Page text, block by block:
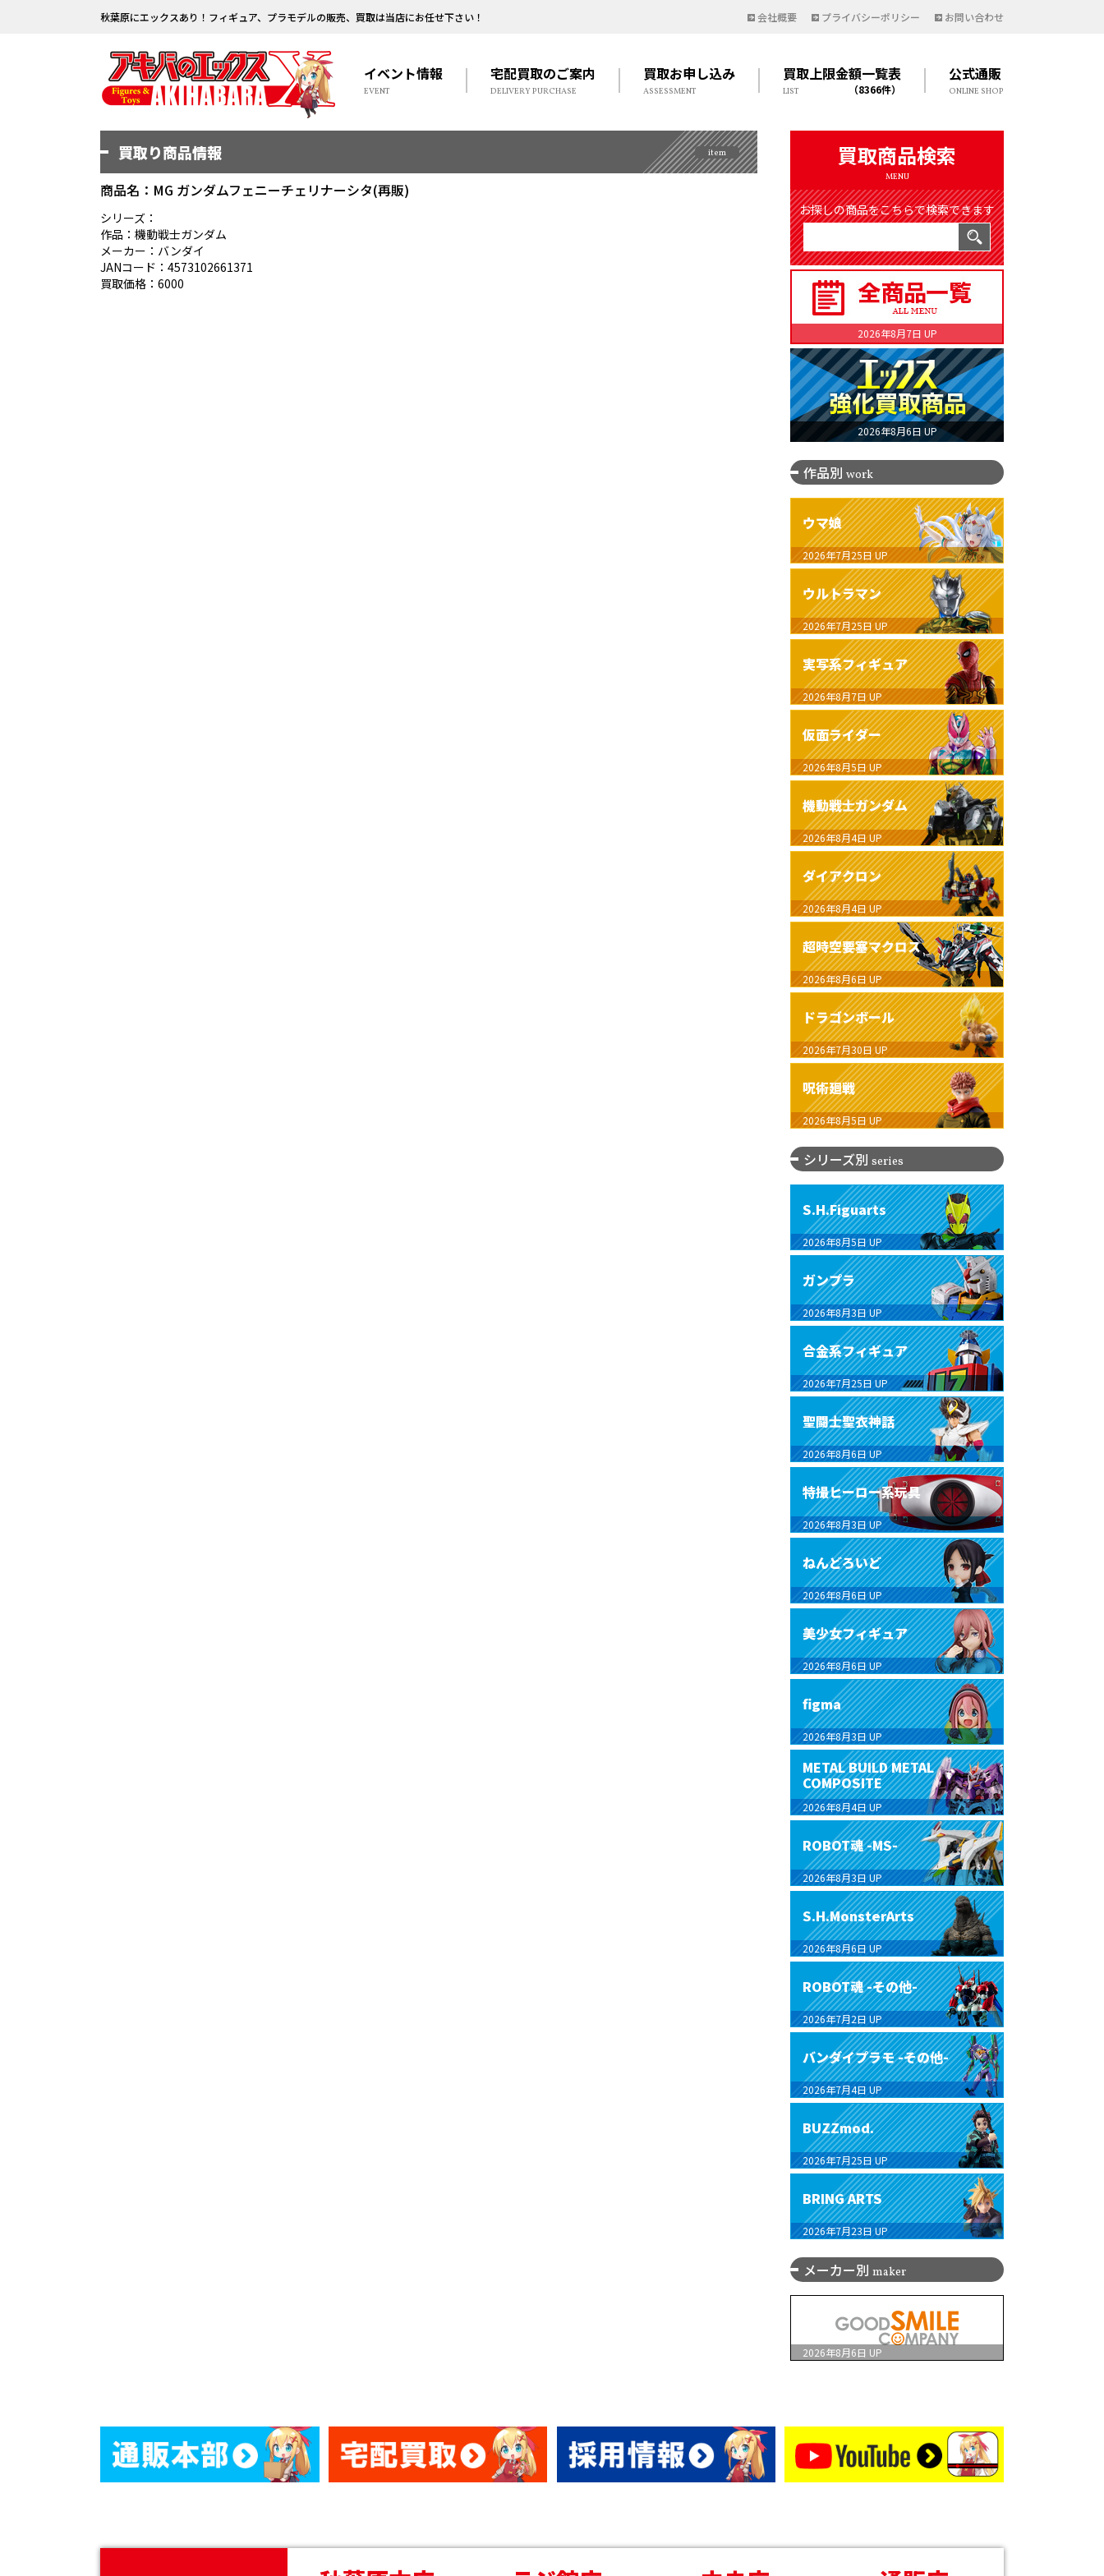
秋葉原にエックスあり！フィギュア、プラモデルの販売、買取は当店にお任せ下さい！ 会社概要 プライバシーポリシー お問い合わせ
イベント情報
EVENT
宅配買取のご案内
DELIVERY PURCHASE
買取お申し込み
ASSESSMENT
買取上限金額一覧表
（8366件）
LIST
公式通販
ONLINE SHOP
買取り商品情報 item
商品名：MG ガンダムフェニーチェリナーシタ(再販)
シリーズ：
作品：機動戦士ガンダム
メーカー：バンダイ
JANコード：4573102661371
買取価格：6000
買取商品検索
MENU
お探しの商品をこちらで検索できます
2026年8月7日 UP
2026年8月6日 UP
作品別 work
ウマ娘
2026年7月25日 UP
ウルトラマン
2026年7月25日 UP
実写系フィギュア
2026年8月7日 UP
仮面ライダー
2026年8月5日 UP
機動戦士ガンダム
2026年8月4日 UP
ダイアクロン
2026年8月4日 UP
超時空要塞マクロス
2026年8月6日 UP
ドラゴンボール
2026年7月30日 UP
呪術廻戦
2026年8月5日 UP
シリーズ別 series
S.H.Figuarts
2026年8月5日 UP
ガンプラ
2026年8月3日 UP
合金系フィギュア
2026年7月25日 UP
聖闘士聖衣神話
2026年8月6日 UP
特撮ヒーロー系玩具
2026年8月3日 UP
ねんどろいど
2026年8月6日 UP
美少女フィギュア
2026年8月6日 UP
figma
2026年8月3日 UP
METAL BUILD METAL
COMPOSITE
2026年8月4日 UP
ROBOT魂 -MS-
2026年8月3日 UP
S.H.MonsterArts
2026年8月6日 UP
ROBOT魂 -その他-
2026年7月2日 UP
バンダイプラモ -その他-
2026年7月4日 UP
BUZZmod.
2026年7月25日 UP
BRING ARTS
2026年7月23日 UP
メーカー別 maker
2026年8月6日 UP